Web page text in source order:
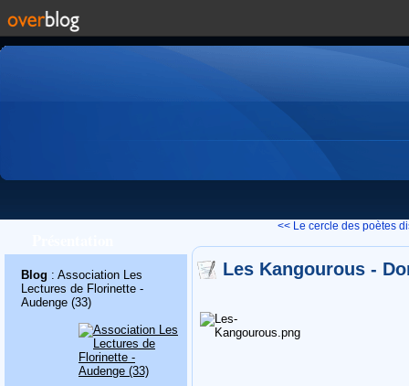
Blog : Association Les
Lectures de Florinette -
Audenge (33)
<< Le cercle des poètes
Les Kangourous -